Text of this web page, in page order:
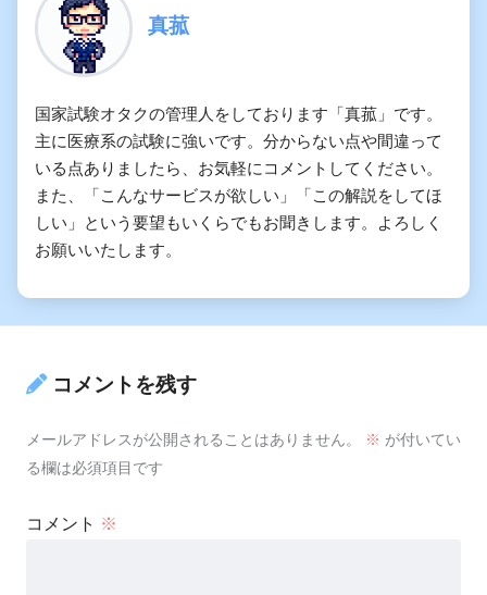
真菰
国家試験オタクの管理人をしております「真菰」です。
主に医療系の試験に強いです。分からない点や間違って
いる点ありましたら、お気軽にコメントしてください。
また、「こんなサービスが欲しい」「この解説をしてほ
しい」という要望もいくらでもお聞きします。よろしく
お願いいたします。
コメントを残す
メールアドレスが公開されることはありません。 ※ が付いてい
る欄は必須項目です
コメント ※